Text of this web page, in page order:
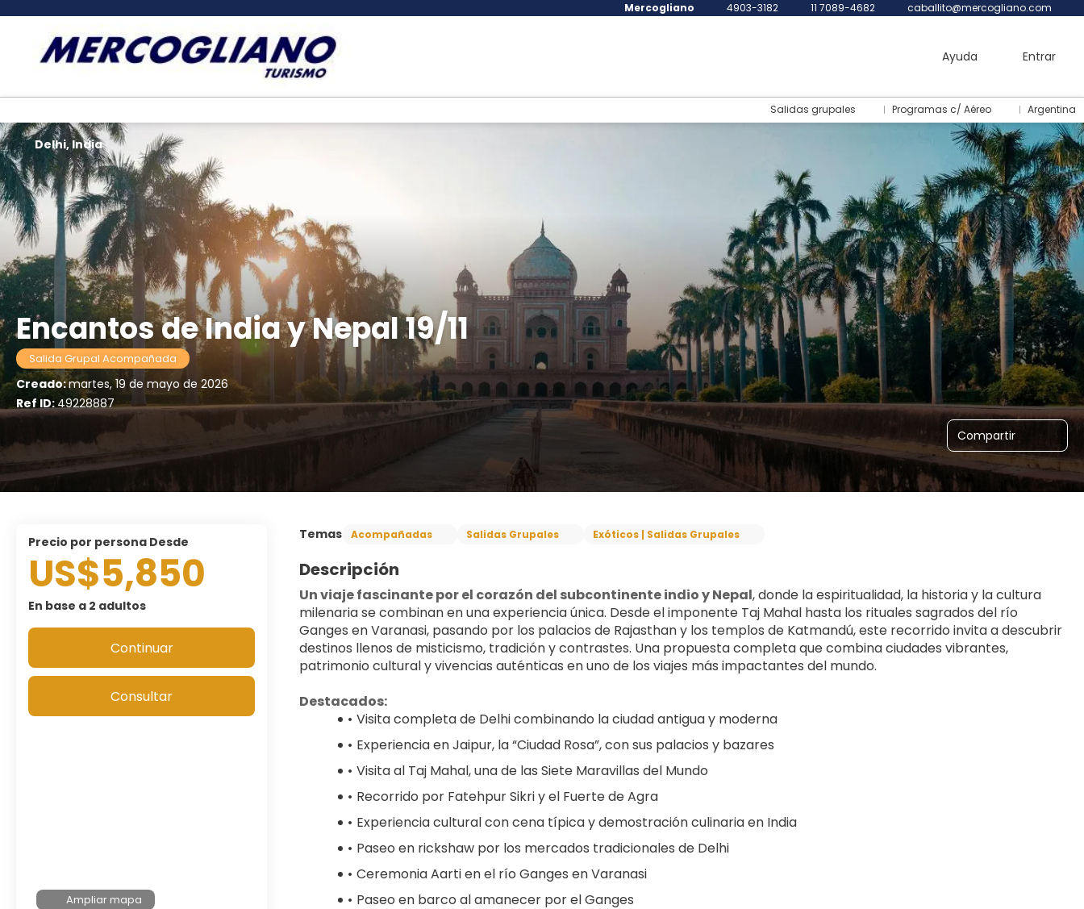
Mercogliano 4903-3182 11 7089-4682 caballito@mercogliano.com
Ayuda Entrar
Salidas grupales Programas c/ Aéreo Argentina
Encantos de India y Nepal 19/11
Salida Grupal Acompañada
Creado:martes, 19 de mayo de 2026
Ref ID:49228887
Compartir
Delhi, India
Temas Acompañadas Salidas Grupales Exóticos | Salidas Grupales
Descripción
Un viaje fascinante por el corazón del subcontinente indio y Nepal, donde la espiritualidad, la historia y la cultura
milenaria se combinan en una experiencia única. Desde el imponente Taj Mahal hasta los rituales sagrados del río
Ganges en Varanasi, pasando por los palacios de Rajasthan y los templos de Katmandú, este recorrido invita a descubrir
destinos llenos de misticismo, tradición y contrastes. Una propuesta completa que combina ciudades vibrantes,
patrimonio cultural y vivencias auténticas en uno de los viajes más impactantes del mundo.
Destacados:
Visita completa de Delhi combinando la ciudad antigua y moderna
Experiencia en Jaipur, la “Ciudad Rosa”, con sus palacios y bazares
Visita al Taj Mahal, una de las Siete Maravillas del Mundo
Recorrido por Fatehpur Sikri y el Fuerte de Agra
Experiencia cultural con cena típica y demostración culinaria en India
Paseo en rickshaw por los mercados tradicionales de Delhi
Ceremonia Aarti en el río Ganges en Varanasi
Paseo en barco al amanecer por el Ganges
precio por persona Desde
US$5,850
En base a 2 adultos
Continuar
Consultar
Ampliar mapa